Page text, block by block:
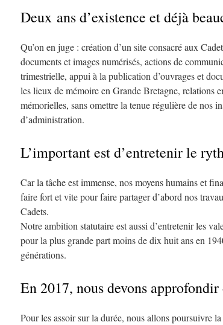
Deux ans d’existence et déjà
Qu’on en juge : création d’un site consacré aux
documents et images numérisés, actions de
trimestrielle, appui à la publication d’ouvrages et
les lieux de mémoire en Grande Bretagne, relations
mémorielles, sans omettre la tenue régulière de nos
d’administration.
L’important est d’entretenir le
Car la tâche est immense, nos moyens humains et
faire fort et vite pour faire partager d’abord nos
Cadets.
Notre ambition statutaire est aussi d’entretenir les
pour la plus grande part moins de dix huit ans en
générations.
En 2017, nous devons
Pour les assoir sur la durée, nous allons poursuivre